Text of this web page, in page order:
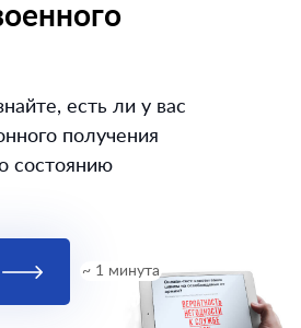
есть ли у вас
получения
состоянию
~ 1 минута